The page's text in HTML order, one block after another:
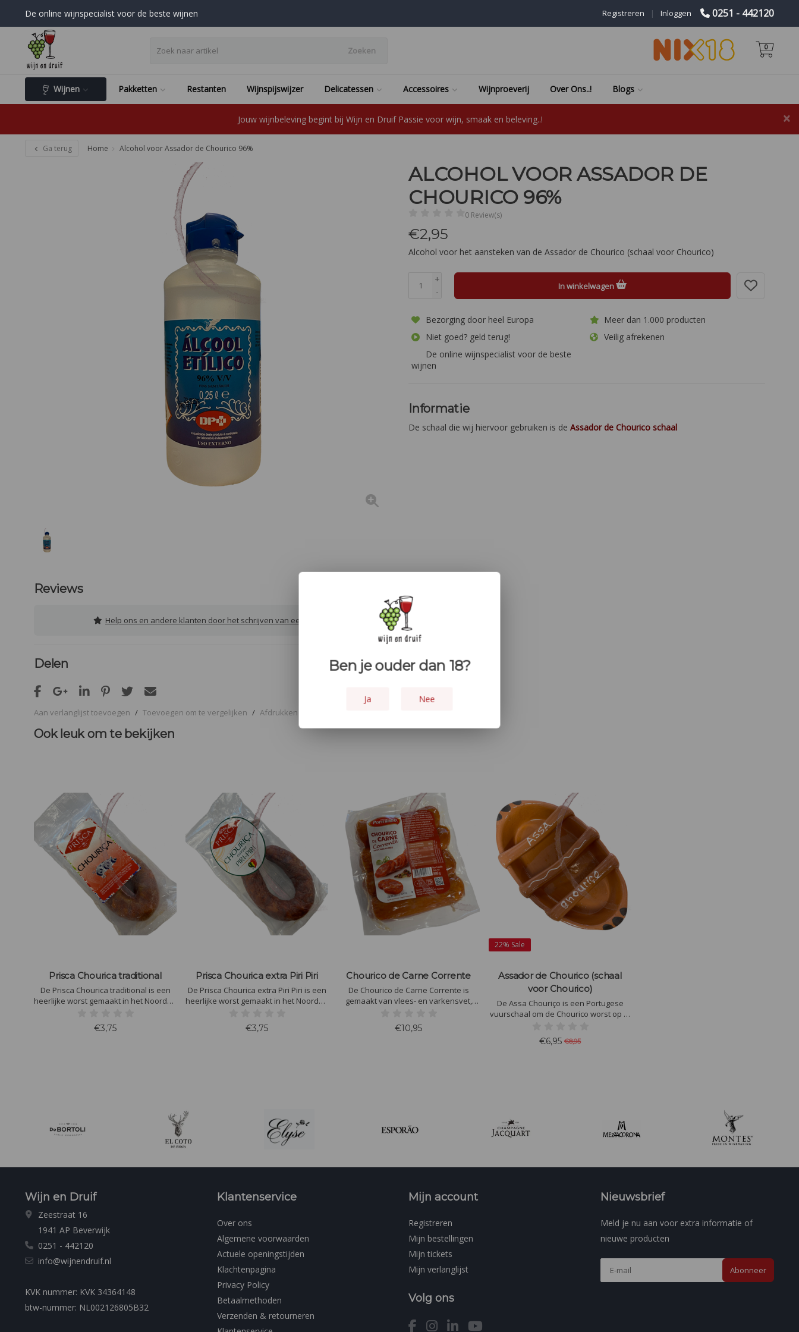
De online wijnspecialist voor de beste wijnen 0251 - 442120
Inloggen
|
Registreren
Zoeken 0
Wijnen Pakketten Restanten Wijnspijswijzer Delicatessen Accessoires Wijnproeverij Over Ons..! Blogs
Jouw wijnbeleving begint bij Wijn en Druif Passie voor wijn, smaak en beleving..! ×
Ga terug Home Alcohol voor Assador de Chourico 96%
Reviews
Help ons en andere klanten door het schrijven van een review
Delen
Aan verlanglijst toevoegen / Toevoegen om te vergelijken / Afdrukken
ALCOHOL VOOR ASSADOR DE
CHOURICO 96%
0 Review(s)
€2,95
Alcohol voor het aansteken van de Assador de Chourico (schaal voor Chourico)
+
-
In winkelwagen
Bezorging door heel Europa
Meer dan 1.000 producten
Niet goed? geld terug!
Veilig afrekenen
De online wijnspecialist voor de beste
wijnen
Informatie
De schaal die wij hiervoor gebruiken is de Assador de Chourico schaal
Ook leuk om te bekijken
Prisca Chourica traditional
De Prisca Chourica traditional ​is een
heerlijke worst gemaakt in het Noorden
manier is gerijpt.
€3,75
Prisca Chourica extra Piri Piri
De Prisca Chourica extra Piri Piri ​is een
heerlijke worst gemaakt in het Noorden
manier is gerijpt en deze is iets pittiger
dan de traditionele Chourica
€3,75
Chourico de Carne Corrente
De Chourico de Carne Corrente is
gemaakt van vlees- en varkensvet,
smaakmakers zoals onder andere
zout, knoflook en paprika
€10,95
22% Sale
Assador de Chourico (schaal
voor Chourico)
De Assa Chouriço is een Portugese
vuurschaal om de Chourico worst op te
€6,95 €8,95
Wijn en Druif
Zeestraat 16
1941 AP Beverwijk
0251 - 442120
info@wijnendruif.nl
KVK nummer: KVK 34364148
btw-nummer: NL002126805B32
Klantenservice
Over ons
Algemene voorwaarden
Actuele openingstijden
Klachtenpagina
Privacy Policy
Betaalmethoden
Verzenden & retourneren
Mijn account
Registreren
Mijn bestellingen
Mijn tickets
Mijn verlanglijst
Volg ons
Nieuwsbrief
Meld je nu aan voor extra informatie of
nieuwe producten
Abonneer
Ben je ouder dan 18?
Ja Nee